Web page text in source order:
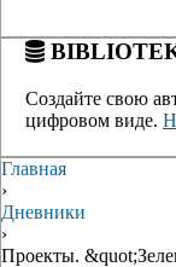
Создайте свою
цифровом виде.
Главная
›
Дневники
›
Проекты.